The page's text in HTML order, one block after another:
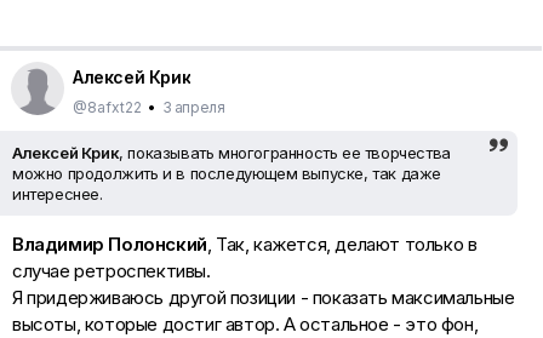
Алексей Крик
@8afxt22 • 3 апреля
Алексей Крик, показывать многогранность ее творчества
можно продолжить и в последующем выпуске, так даже
интереснее.
Владимир Полонский, Так, кажется, делают только в
случае ретроспективы.
Я придерживаюсь другой позиции - показать максимальные
высоты, которые достиг автор. А остальное - это фон,